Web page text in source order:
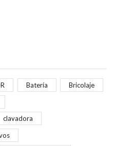
Batería Bricolaje
clavadora